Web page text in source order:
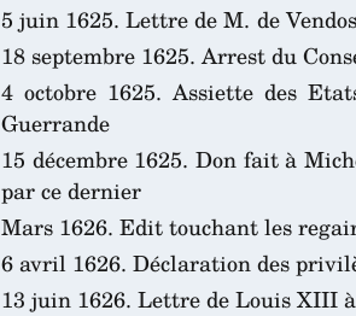
5 juin 1625. Lettre de M. de
18 septembre 1625. Arrest du
4 octobre 1625. Assiette des
Guerrande
15 décembre 1625. Don fait à
par ce dernier
Mars 1626. Edit touchant les
6 avril 1626. Déclaration des
13 juin 1626. Lettre de Louis XIII